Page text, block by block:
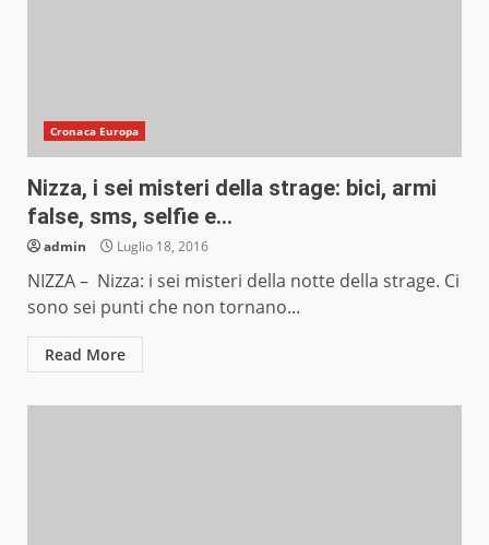
Cronaca Europa
Nizza, i sei misteri della strage: bici, armi
false, sms, selfie e…
admin Luglio 18, 2016
NIZZA – Nizza: i sei misteri della notte della strage. Ci
sono sei punti che non tornano...
Read More